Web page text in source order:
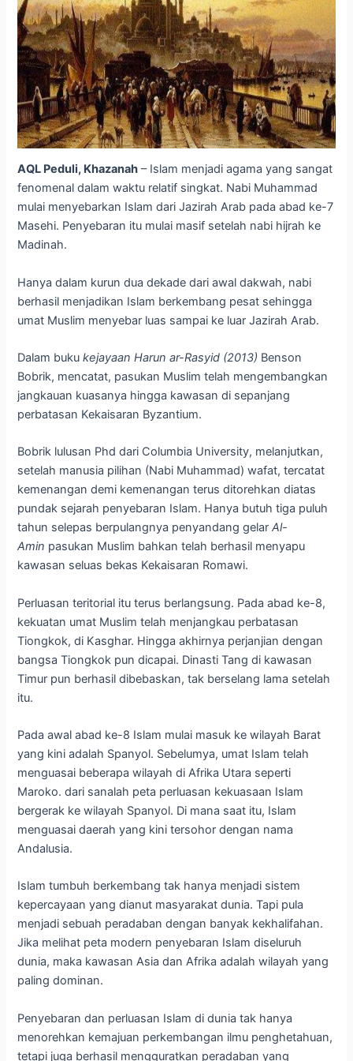
AQL Peduli, Khazanah – Islam menjadi agama yang sangat
fenomenal dalam waktu relatif singkat. Nabi Muhammad
mulai menyebarkan Islam dari Jazirah Arab pada abad ke-7
Masehi. Penyebaran itu mulai masif setelah nabi hijrah ke
Madinah.
Hanya dalam kurun dua dekade dari awal dakwah, nabi
berhasil menjadikan Islam berkembang pesat sehingga
umat Muslim menyebar luas sampai ke luar Jazirah Arab.
Dalam bukukejayaan Harun ar-Rasyid (2013) Benson
Bobrik, mencatat, pasukan Muslim telah mengembangkan
jangkauan kuasanya hingga kawasan di sepanjang
perbatasan Kekaisaran Byzantium.
Bobrik lulusan Phd dari Columbia University, melanjutkan,
setelah manusia pilihan (Nabi Muhammad) wafat, tercatat
kemenangan demi kemenangan terus ditorehkan diatas
pundak sejarah penyebaran Islam. Hanya butuh tiga puluh
tahun selepas berpulangnya penyandang gelarAl-
Amin pasukan Muslim bahkan telah berhasil menyapu
kawasan seluas bekas Kekaisaran Romawi.
Perluasan teritorial itu terus berlangsung. Pada abad ke-8,
kekuatan umat Muslim telah menjangkau perbatasan
Tiongkok, di Kasghar. Hingga akhirnya perjanjian dengan
bangsa Tiongkok pun dicapai. Dinasti Tang di kawasan
Timur pun berhasil dibebaskan, tak berselang lama setelah
itu.
Pada awal abad ke-8 Islam mulai masuk ke wilayah Barat
yang kini adalah Spanyol. Sebelumya, umat Islam telah
menguasai beberapa wilayah di Afrika Utara seperti
Maroko. dari sanalah peta perluasan kekuasaan Islam
bergerak ke wilayah Spanyol. Di mana saat itu, Islam
menguasai daerah yang kini tersohor dengan nama
Andalusia.
Islam tumbuh berkembang tak hanya menjadi sistem
kepercayaan yang dianut masyarakat dunia. Tapi pula
menjadi sebuah peradaban dengan banyak kekhalifahan.
Jika melihat peta modern penyebaran Islam diseluruh
dunia, maka kawasan Asia dan Afrika adalah wilayah yang
paling dominan.
Penyebaran dan perluasan Islam di dunia tak hanya
menorehkan kemajuan perkembangan ilmu penghetahuan,
tetapi juga berhasil mengguratkan peradaban yang